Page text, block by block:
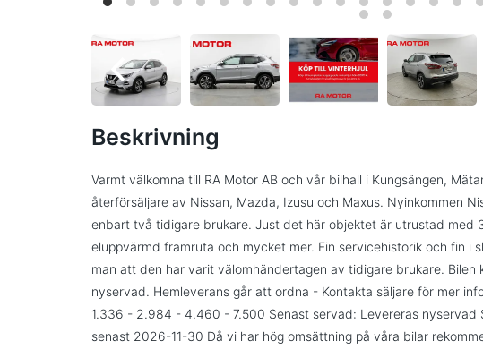
Beskrivning
Varmt välkomna till RA Motor AB och vår bilhall i Kungsängen,
återförsäljare av Nissan, Mazda, Izusu och Maxus. Nyinkommen
enbart två tidigare brukare. Just det här objektet är utrustad med
eluppvärmd framruta och mycket mer. Fin servicehistorik och fin i
man att den har varit välomhändertagen av tidigare brukare. Bilen
nyservad. Hemleverans går att ordna - Kontakta säljare för mer
1.336 - 2.984 - 4.460 - 7.500 Senast servad: Levereras nyservad
senast 2026-11-30 Då vi har hög omsättning på våra bilar